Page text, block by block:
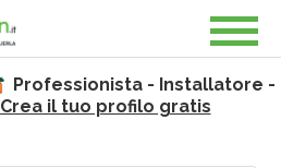
Professionista - Installatore -
Crea il tuo profilo gratis